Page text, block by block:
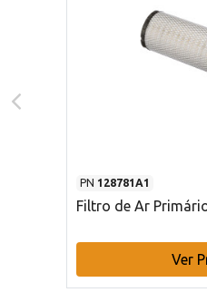
PN 128781A1
Filtro de Ar
Ver